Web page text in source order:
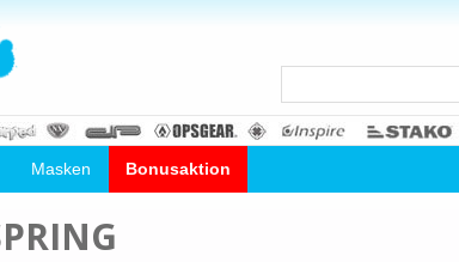
Masken Bonusaktion